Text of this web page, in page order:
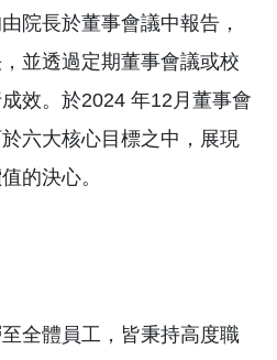
院長於董事會議中報告，
並透過定期董事會議或校
效。於2024 年12月董事會
六大核心目標之中，展現
的決心。
全體員工，皆秉持高度職